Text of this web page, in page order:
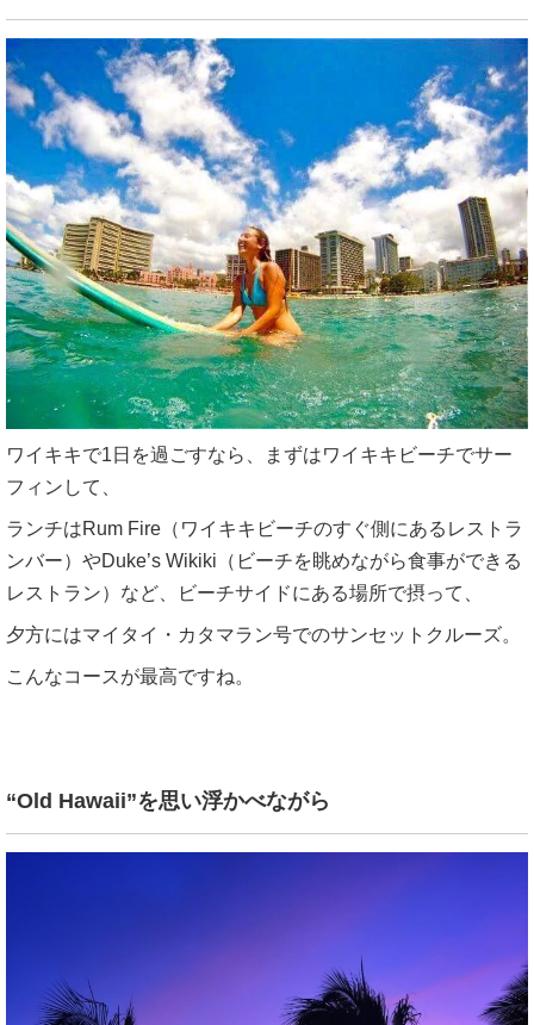
ワイキキで1日を過ごすなら、まずはワイキキビーチでサー
フィンして、
ランチはRum Fire（ワイキキビーチのすぐ側にあるレストラ
ンバー）やDuke’s Wikiki（ビーチを眺めながら食事ができる
レストラン）など、ビーチサイドにある場所で摂って、
夕方にはマイタイ・カタマラン号でのサンセットクルーズ。
こんなコースが最高ですね。
“Old Hawaii”を思い浮かべながら